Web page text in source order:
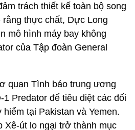
trách thiết kế toàn bộ song
rằng thực chất, Dực Long
mô hình máy bay không
của Tập đoàn General
quan Tình báo trung ương
Predator để tiêu diệt các đối
tại Pakistan và Yemen.
Xê-út lo ngại trở thành mục